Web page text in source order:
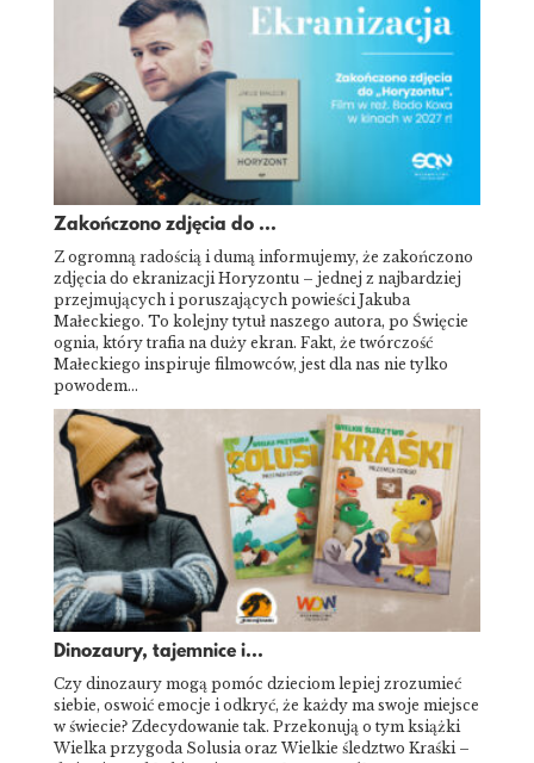
Zakończono zdjęcia do ...
Z ogromną radością i dumą informujemy, że zakończono
zdjęcia do ekranizacji Horyzontu – jednej z najbardziej
przejmujących i poruszających powieści Jakuba
Małeckiego. To kolejny tytuł naszego autora, po Święcie
ognia, który trafia na duży ekran. Fakt, że twórczość
Małeckiego inspiruje filmowców, jest dla nas nie tylko
powodem…
Dinozaury, tajemnice i...
Czy dinozaury mogą pomóc dzieciom lepiej zrozumieć
siebie, oswoić emocje i odkryć, że każdy ma swoje miejsce
w świecie? Zdecydowanie tak. Przekonują o tym książki
Wielka przygoda Solusia oraz Wielkie śledztwo Kraśki –